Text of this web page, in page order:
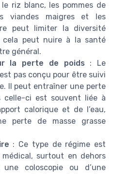
riz blanc, les pommes de
viandes maigres et les
peut limiter la diversité
cela peut nuire à la santé
général.
la perte de poids : Le
pas conçu pour être suivi
Il peut entraîner une perte
celle-ci est souvent liée à
calorique et de l’eau,
perte de masse grasse
: Ce type de régime est
surtout en dehors
une coloscopie ou d’une